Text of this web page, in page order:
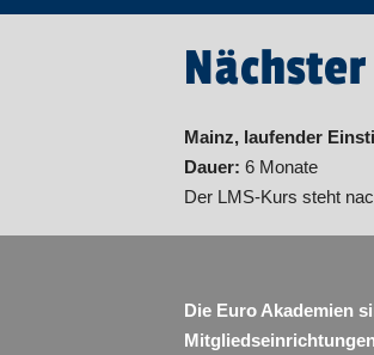
Mainz, laufender
Dauer: 6 Monate
Der LMS-Kurs steht
Die Euro Akademien